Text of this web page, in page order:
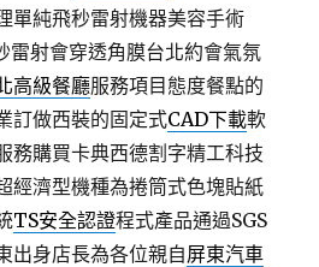
單純飛秒雷射機器美容手術
雷射會穿透角膜台北約會氣氛
高級餐廳服務項目態度餐點的
訂做西裝的固定式CAD下載軟
務購買卡典西德割字精工科技
經濟型機種為捲筒式色塊貼紙
TS安全認證程式產品通過SGS
出身店長為各位親自屏東汽車